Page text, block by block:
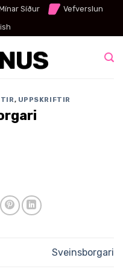
Síður
Vefverslun
, UPPSKRIFTIR
Sveinsborgari